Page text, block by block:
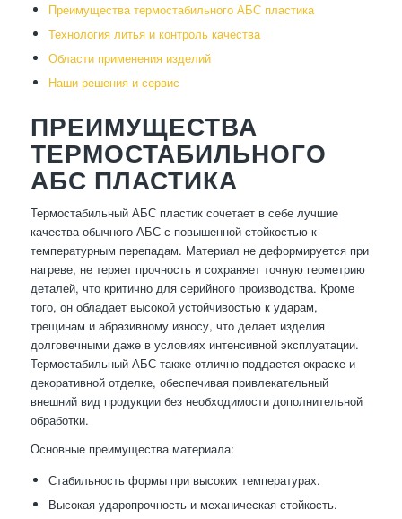
Преимущества термостабильного АБС пластика
Технология литья и контроль качества
Области применения изделий
Наши решения и сервис
ПРЕИМУЩЕСТВА
ТЕРМОСТАБИЛЬНОГО
АБС ПЛАСТИКА
Термостабильный АБС пластик сочетает в себе лучшие
качества обычного АБС с повышенной стойкостью к
температурным перепадам. Материал не деформируется при
нагреве, не теряет прочность и сохраняет точную геометрию
деталей, что критично для серийного производства. Кроме
того, он обладает высокой устойчивостью к ударам,
трещинам и абразивному износу, что делает изделия
долговечными даже в условиях интенсивной эксплуатации.
Термостабильный АБС также отлично поддается окраске и
декоративной отделке, обеспечивая привлекательный
внешний вид продукции без необходимости дополнительной
обработки.
Основные преимущества материала:
Стабильность формы при высоких температурах.
Высокая ударопрочность и механическая стойкость.